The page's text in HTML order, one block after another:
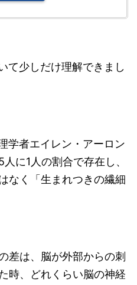
て少しだけ理解できまし
学者エイレン・アーロン
に1人の割合で存在し、
なく「生まれつきの繊細
差は、脳が外部からの刺
時、どれくらい脳の神経